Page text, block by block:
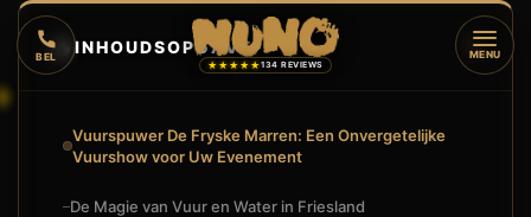
BEL
★★★★★134 REVIEWS
MENU
🔥INHOUDSOPGAVE ▼
Vuurspuwer De Fryske Marren: Een Onvergetelijke
Vuurshow voor Uw Evenement
De Magie van Vuur en Water in Friesland